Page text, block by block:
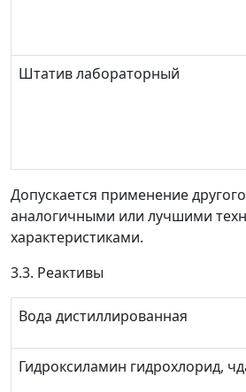
Штатив лабораторный
Допускается применение
аналогичными или лучшими
характеристиками.
3.3. Реактивы
Вода дистиллированная
Гидроксиламин гидрохлорид,